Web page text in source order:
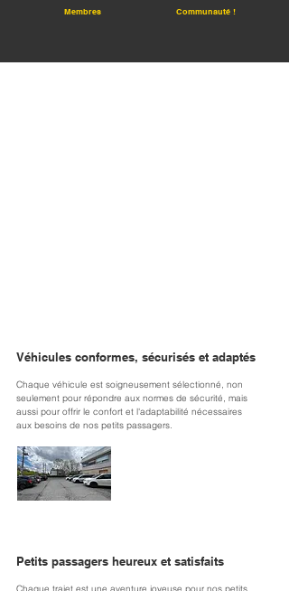
Membres Communauté !
Véhicules conformes, sécurisés et adaptés
Chaque véhicule est soigneusement sélectionné, non
seulement pour répondre aux normes de sécurité, mais
aussi pour offrir le confort et l'adaptabilité nécessaires
aux besoins de nos petits passagers.
Petits passagers heureux et satisfaits